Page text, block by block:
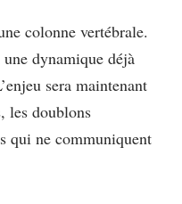
colonne vertébrale.
dynamique déjà
sera maintenant
les doublons
qui ne communiquent